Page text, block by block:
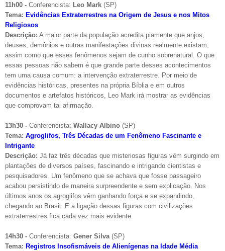
11h00 - Conferencista: Leo Mark (SP)
Tema: Evidências Extraterrestres na Origem de Jesus e nos Mitos
Religiosos
Descrição: A maior parte da população acredita piamente que anjos,
deuses, demônios e outras manifestações divinas realmente existam,
assim como que esses fenômenos sejam de cunho sobrenatural. O que
essas pessoas não sabem é que grande parte desses acontecimentos
tem uma causa comum: a intervenção extraterrestre. Por meio de
evidências históricas, presentes na própria Bíblia e em outros
documentos e artefatos históricos, Leo Mark irá mostrar as evidências
que comprovam tal afirmação.
13h30 - Conferencista: Wallacy Albino (SP)
Tema: Agroglifos, Três Décadas de um Fenômeno Fascinante e
Intrigante
Descrição: Já faz três décadas que misteriosas figuras vêm surgindo em
plantações de diversos países, fascinando e intrigando cientistas e
pesquisadores. Um fenômeno que se achava que fosse passageiro
acabou persistindo de maneira surpreendente e sem explicação. Nos
últimos anos os agroglifos vêm ganhando força e se expandindo,
chegando ao Brasil. E a ligação dessas figuras com civilizações
extraterrestres fica cada vez mais evidente.
14h30 - Conferencista: Gener Silva (SP)
Tema: Registros Insofismáveis de Alienígenas na Idade Média